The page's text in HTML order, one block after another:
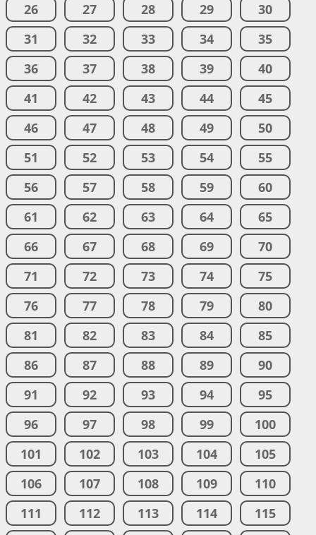
26
27 28 29
30
31
32 33 34
35
36
37 38 39
40
41
42 43 44
45
46
47 48 49
50
51
52 53 54
55
56
57 58 59
60
61
62 63 64
65
66
67 68 69
70
71
72 73 74
75
76
77 78 79
80
81
82 83 84
85
86
87 88 89
90
91
92 93 94
95
96
97 98 99
100
101
102 103 104
105
106
107 108 109
110
111
112 113 114
115